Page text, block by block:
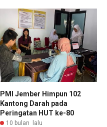
PMI Jember Himpun 102
Kantong Darah pada
Peringatan HUT ke-80
10 bulan lalu